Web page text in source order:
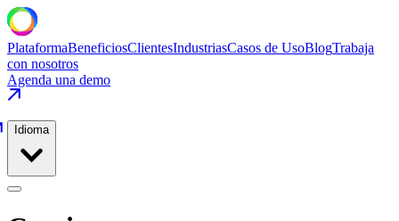
PlataformaBeneficiosClientesIndustriasCasos de UsoBlogTrabaja
con nosotros
Agenda una demo
Idioma